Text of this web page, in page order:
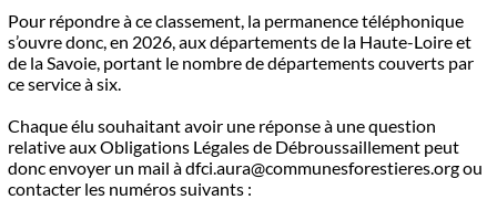
Pour répondre à ce classement, la permanence téléphonique
s’ouvre donc, en 2026, aux départements de la Haute-Loire et
de la Savoie, portant le nombre de départements couverts par
ce service à six.
Chaque élu souhaitant avoir une réponse à une question
relative aux Obligations Légales de Débroussaillement peut
donc envoyer un mail à dfci.aura@communesforestieres.org ou
contacter les numéros suivants :